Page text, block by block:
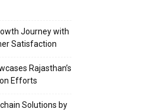
Journey with
Satisfaction
Rajasthan’s
Efforts
Solutions by